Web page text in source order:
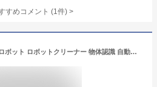
すめコメント (1件) >
ロボット掃除機 お掃除ロボット ロボットクリーナー 物体認識 自動ゴミ収集 水拭き両用 高性能 水拭き 超薄型 日本製 省エネ 3000Pa強力吸引力 静音 収納 多様なアプリ機能 落下防止 衝突防止 Wi-fi 遠隔操作 自動充電 お掃除ロボット シンプル操作 サイクロン 吸引力強